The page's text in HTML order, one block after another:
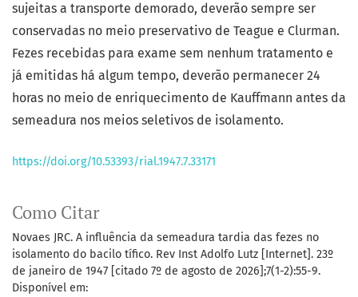
Como Citar
Novaes JRC. A influência da semeadura tardia das fezes no
isolamento do bacilo tífico. Rev Inst Adolfo Lutz [Internet]. 23º
de janeiro de 1947 [citado 7º de agosto de 2026];7(1-2):55-9.
Disponível em:
sujeitas a transporte demorado, deverão sempre ser
conservadas no meio preservativo de Teague e Clurman.
Fezes recebidas para exame sem nenhum tratamento e
já emitidas há algum tempo, deverão permanecer 24
horas no meio de enriquecimento de Kauffmann antes da
semeadura nos meios seletivos de isolamento.
https://doi.org/10.53393/rial.1947.7.33171